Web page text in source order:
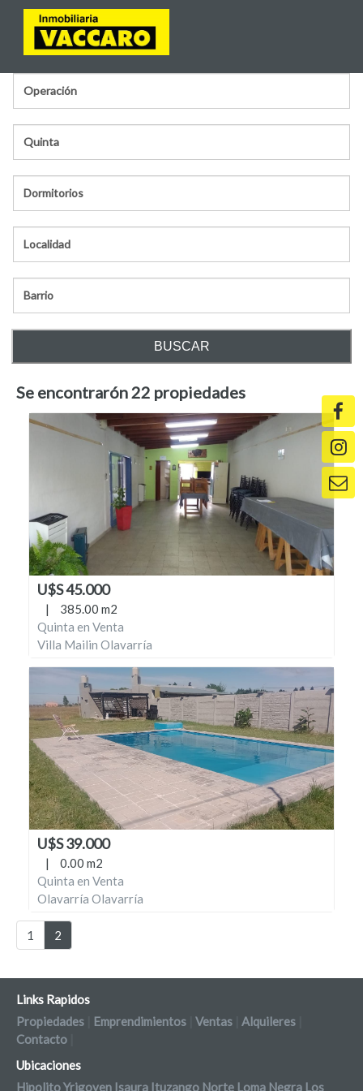
Se encontrarón22 propiedades
U$S 45.000
|
385.00 m2
Quinta en Venta
Villa Mailin Olavarría
U$S 39.000
|
0.00 m2
Quinta en Venta
Olavarría Olavarría
1 2
Links Rapidos
Propiedades
Emprendimientos Ventas Alquileres
Contacto
Ubicaciones
Hipolito Yrigoyen Isaura Ituzango Norte Loma Negra Los